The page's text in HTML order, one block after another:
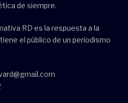
de siempre.
RD es la respuesta a la
el público de un periodismo